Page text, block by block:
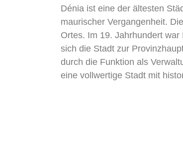
Dénia ist eine der ältesten
maurischer Vergangenheit.
Ortes. Im 19. Jahrhundert
sich die Stadt zur
durch die Funktion als
eine vollwertige Stadt mit